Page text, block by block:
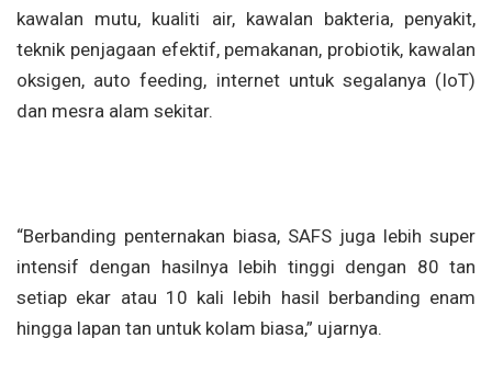
kawalan mutu, kualiti air, kawalan bakteria, penyakit,
teknik penjagaan efektif, pemakanan, probiotik, kawalan
oksigen, auto feeding, internet untuk segalanya (IoT)
dan mesra alam sekitar.
“Berbanding penternakan biasa, SAFS juga lebih super
intensif dengan hasilnya lebih tinggi dengan 80 tan
setiap ekar atau 10 kali lebih hasil berbanding enam
hingga lapan tan untuk kolam biasa,” ujarnya.